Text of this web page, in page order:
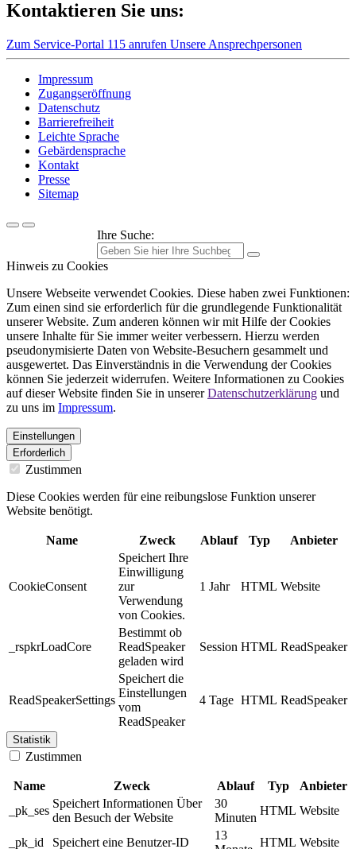
Kontaktieren Sie uns:
Zum Service-Portal 115 anrufen Unsere Ansprechpersonen
Impressum
Zugangseröffnung
Datenschutz
Barrierefreiheit
Leichte Sprache
Gebärdensprache
Kontakt
Presse
Sitemap
Ihre Suche:
Hinweis zu Cookies
Unsere Webseite verwendet Cookies. Diese haben zwei Funktionen:
Zum einen sind sie erforderlich für die grundlegende Funktionalität
unserer Website. Zum anderen können wir mit Hilfe der Cookies
unsere Inhalte für Sie immer weiter verbessern. Hierzu werden
pseudonymisierte Daten von Website-Besuchern gesammelt und
ausgewertet. Das Einverständnis in die Verwendung der Cookies
können Sie jederzeit widerrufen. Weitere Informationen zu Cookies
auf dieser Website finden Sie in unsererDatenschutzerklärung und
zu uns im Impressum.
Einstellungen
Erforderlich
Zustimmen
Diese Cookies werden für eine reibungslose Funktion unserer
Website benötigt.
Name Zweck Ablauf Typ Anbieter
CookieConsent
Speichert Ihre
Einwilligung
zur
Verwendung
von Cookies.
1 Jahr HTML Website
_rspkrLoadCore
Bestimmt ob
ReadSpeaker
geladen wird
Session HTML ReadSpeaker
ReadSpeakerSettings
Speichert die
Einstellungen
vom
ReadSpeaker
4 Tage HTML ReadSpeaker
Statistik
Zustimmen
Name Zweck Ablauf Typ
Anbieter
_pk_ses
Speichert Informationen Über
den Besuch der Website
30
Minuten
HTML Website
_pk_id Speichert eine Benutzer-ID
13
HTML Website